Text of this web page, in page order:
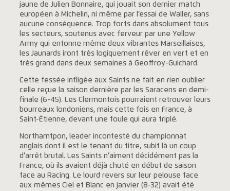
jaune de Julien Bonnaire, qui jouait son dernier match
européen à Michelin, ni même par l’essai de Waller, sans
aucune conséquence. Trop forts dans absolument tous
les secteurs, soutenus avec ferveur par une Yellow
Army qui entonne même deux vibrantes Marseillaises,
les Jaunards iront très logiquement rêver en vert et en
très grand dans deux semaines à Geoffroy-Guichard.
Cette fessée infligée aux Saints ne fait en rien oublier
celle reçue la saison dernière par les Saracens en demi-
finale (6-45). Les Clermontois pourraient retrouver leurs
bourreaux londoniens, mais cette fois en France, à
Saint-Étienne, devant une foule qui aura triplé.
Northamtpon, leader incontesté du championnat
anglais dont il est le tenant du titre, subit là un coup
d’arrêt brutal. Les Saints n’aiment décidément pas la
France, où ils avaient déjà chuté en début de saison
face au Racing. Le lourd revers sur leur pelouse face
aux mêmes Ciel et Blanc en janvier (8-32) avait été